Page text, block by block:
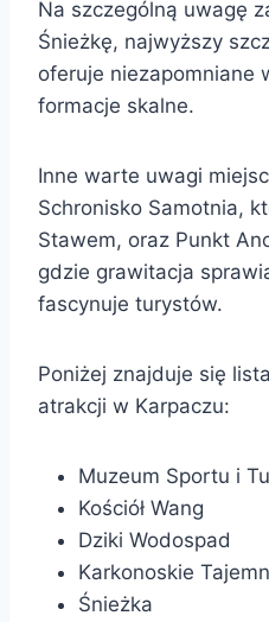
Na szczególną uwagę
Śnieżkę, najwyższy
oferuje niezapomniane
formacje skalne.
Inne warte uwagi
Schronisko Samotnia,
Stawem, oraz Punkt
gdzie grawitacja
fascynuje turystów.
Poniżej znajduje się
atrakcji w Karpaczu:
Muzeum Sportu i
Kościół Wang
Dziki Wodospad
Karkonoskie
Śnieżka